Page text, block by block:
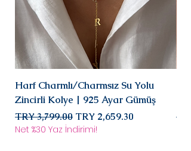
Harf Charmlı/Charmsız Su Yolu
Zincirli Kolye | 925 Ayar Gümüş
Regular Price
TRY 3,799.00 Sale Price
TRY 2,659.30
Net %30 Yaz İndirimi!